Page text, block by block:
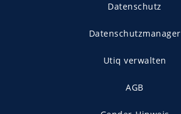
Datenschutz
Datenschutzmanager
Utiq verwalten
AGB